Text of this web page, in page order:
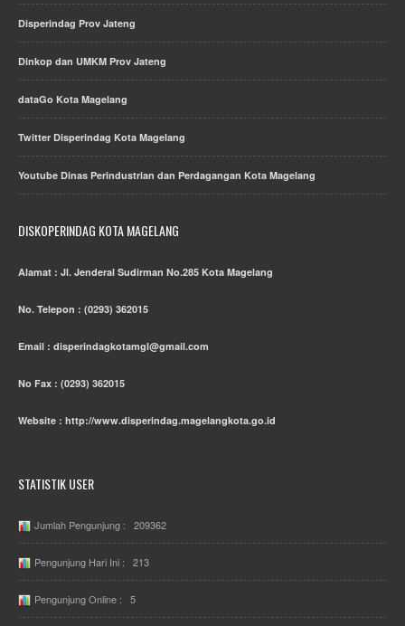
Disperindag Prov Jateng
Dinkop dan UMKM Prov Jateng
dataGo Kota Magelang
Twitter Disperindag Kota Magelang
Youtube Dinas Perindustrian dan Perdagangan Kota Magelang
DISKOPERINDAG KOTA MAGELANG
Alamat : Jl. Jenderal Sudirman No.285 Kota Magelang
No. Telepon : (0293) 362015
Email : disperindagkotamgl@gmail.com
No Fax : (0293) 362015
Website : http://www.disperindag.magelangkota.go.id
STATISTIK USER
Jumlah Pengunjung : 209362
Pengunjung Hari Ini : 213
Pengunjung Online : 5